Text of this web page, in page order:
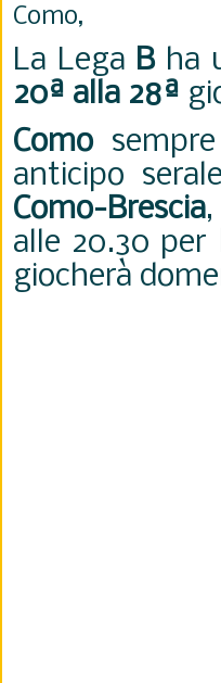
Como,
La Lega B ha
20ª alla 28ª
Comosempre
anticipo
Como-Brescia
alle 20.30 per
giocherà